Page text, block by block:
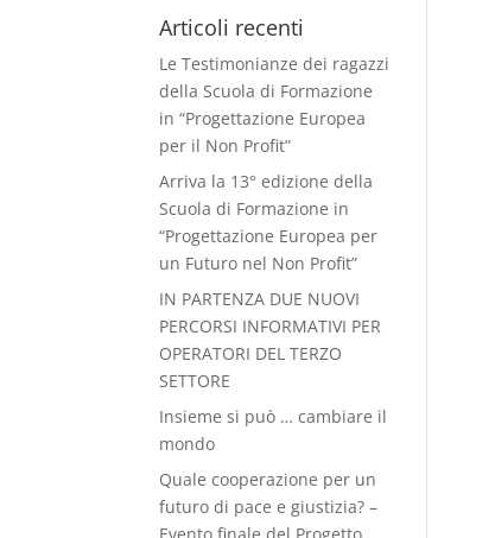
Articoli recenti
Le Testimonianze dei ragazzi
della Scuola di Formazione
in “Progettazione Europea
per il Non Profit”
Arriva la 13° edizione della
Scuola di Formazione in
“Progettazione Europea per
un Futuro nel Non Profit”
IN PARTENZA DUE NUOVI
PERCORSI INFORMATIVI PER
OPERATORI DEL TERZO
SETTORE
Insieme si può … cambiare il
mondo
Quale cooperazione per un
futuro di pace e giustizia? –